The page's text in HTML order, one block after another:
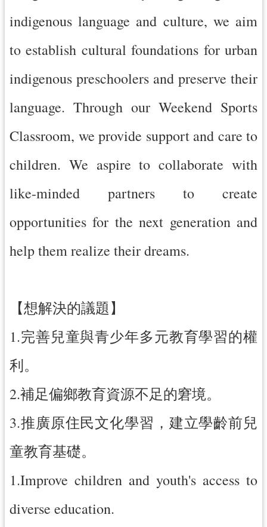
indigenous language and culture, we aim
to establish cultural foundations for urban
indigenous preschoolers and preserve their
language. Through our Weekend Sports
Classroom, we provide support and care to
children. We aspire to collaborate with
like-minded partners to create
opportunities for the next generation and
help them realize their dreams.
【想解決的議題】
1.完善兒童與青少年多元教育學習的權
利。
2.補足偏鄉教育資源不足的窘境。
3.推廣原住民文化學習，建立學齡前兒
童教育基礎。
1.Improve children and youth's access to
diverse education.